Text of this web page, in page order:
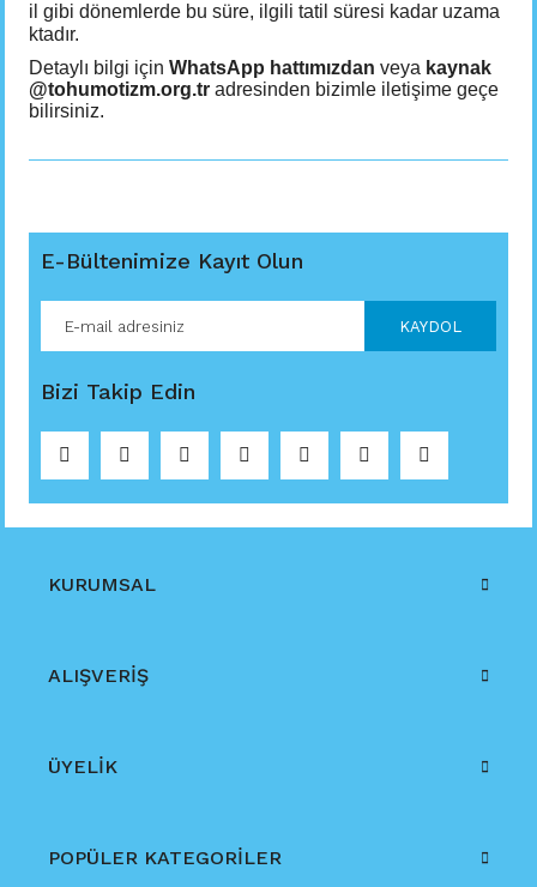
il gibi dönemlerde bu süre, ilgili tatil süresi kadar uzama
ktadır.
Detaylı bilgi için WhatsApp hattımızdan veya kaynak
@tohumotizm.org.tr adresinden bizimle iletişime geçe
bilirsiniz.
E-Bültenimize Kayıt Olun
KAYDOL
Bizi Takip Edin
KURUMSAL
ALIŞVERİŞ
ÜYELİK
POPÜLER KATEGORİLER